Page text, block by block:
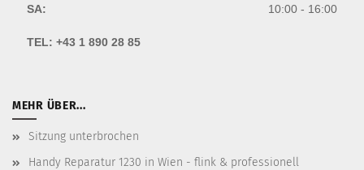
SA:
10:00 - 16:00
TEL: +43 1 890 28 85
MEHR ÜBER...
Sitzung unterbrochen
Handy Reparatur 1230 in Wien - flink & professionell